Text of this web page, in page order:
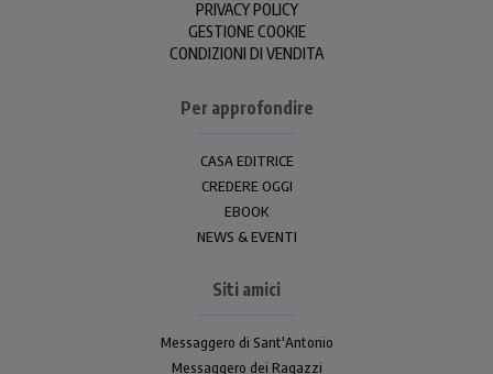
PRIVACY POLICY
GESTIONE COOKIE
CONDIZIONI DI VENDITA
Per approfondire
CASA EDITRICE
CREDERE OGGI
EBOOK
NEWS & EVENTI
Siti amici
Messaggero di Sant'Antonio
Messaggero dei Ragazzi